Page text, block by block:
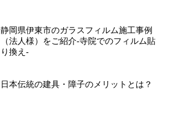
静岡県伊東市のガラスフィルム施工事例
（法人様）をご紹介-寺院でのフィルム貼
り換え-
日本伝統の建具・障子のメリットとは？